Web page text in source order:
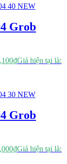
Grob
₫Giá hiện tại là:
Grob
₫Giá hiện tại là: